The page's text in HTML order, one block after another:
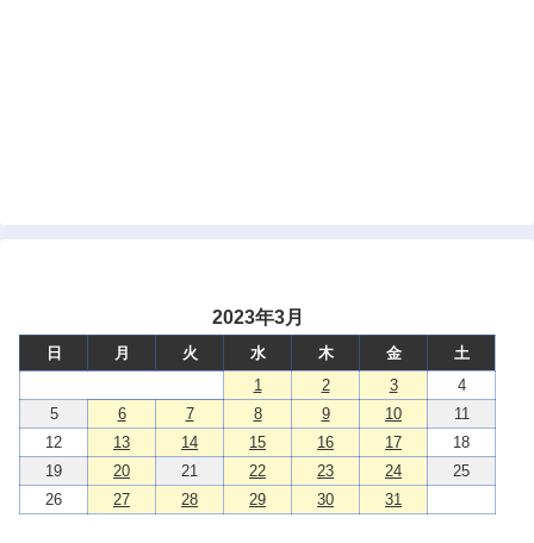
2023年3月
日 月 火 水 木 金
土
1
2 3
4
5
6 7 8 9 10
11
12
13 14 15 16 17
18
19
20 21 22 23 24
25
26
27 28 29 30 31